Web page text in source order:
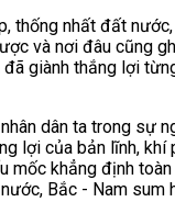
thống nhất đất
và nơi đâu cũng
giành thắng lợi
dân ta trong
lợi của bản lĩnh,
mốc khẳng định
Bắc - Nam sum